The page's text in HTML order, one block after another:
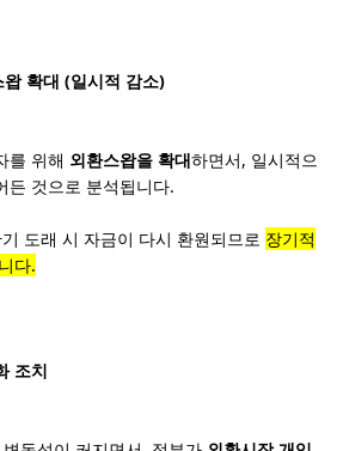
확대 (일시적 감소)
를 위해 외환스왑을 확대하면서, 일시적으
든 것으로 분석됩니다.
도래 시 자금이 다시 환원되므로 장기적
다.
조치